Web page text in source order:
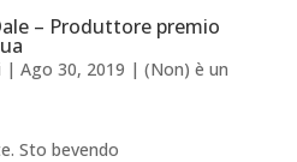
– Produttore premio
| Ago 30, 2019 | (Non) è un
Sto bevendo